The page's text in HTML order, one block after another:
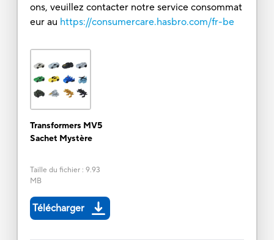
ons, veuillez contacter notre service consommat
eur au https://consumercare.hasbro.com/fr-be
Transformers MV5
Sachet Mystère
Taille du fichier: 9.93
MB
Télécharger